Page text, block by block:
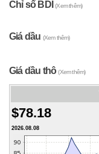
Chỉ số BDI(Xem thêm)
Giá dầu (Xem thêm)
Giá dầu thô(Xem thêm)
$78.18
2026.08.08